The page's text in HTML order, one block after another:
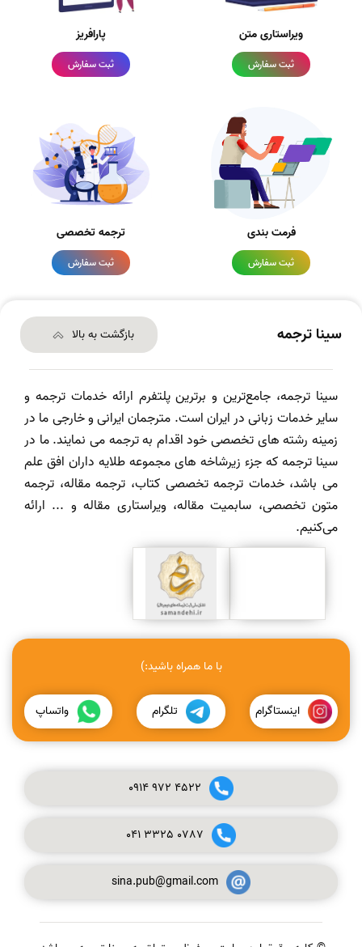
ویراستاری متن
ثبت سفارش
پارافریز
ثبت سفارش
فرمت بندی
ثبت سفارش
ترجمه تخصصی
ثبت سفارش
سینا ترجمه بازگشت به بالا
سینا ترجمه، جامع‌ترین و برترین پلتفرم ارائه خدمات ترجمه و
سایر خدمات زبانی در ایران است. مترجمان ایرانی و خارجی ما در
زمینه رشته های تخصصی خود اقدام به ترجمه می نمایند. ما در
سینا ترجمه که جزء زیرشاخه های مجموعه طلایه داران افق علم
می باشد، خدمات ترجمه تخصصی کتاب، ترجمه مقاله، ترجمه
متون تخصصی، سابمیت مقاله، ویراستاری مقاله و ... ارائه
می‌کنیم.
با ما همراه باشید:)
اینستاگرام تلگرام واتساپ
0914972 4522
041 3325 0787
sina.pub@gmail.com